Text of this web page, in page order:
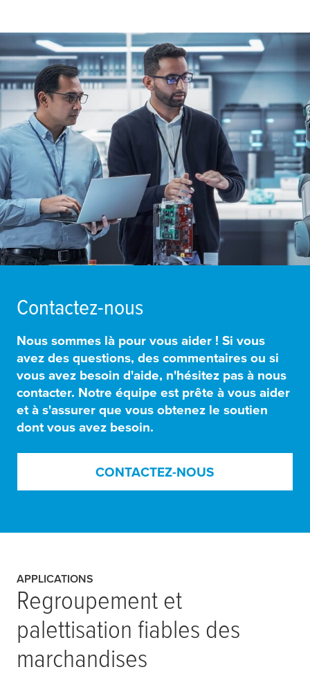
Contactez-nous
Nous sommes là pour vous aider ! Si vous
avez des questions, des commentaires ou si
vous avez besoin d'aide, n'hésitez pas à nous
contacter. Notre équipe est prête à vous aider
et à s'assurer que vous obtenez le soutien
dont vous avez besoin.
CONTACTEZ-NOUS
APPLICATIONS
Regroupement et
palettisation fiables des
marchandises